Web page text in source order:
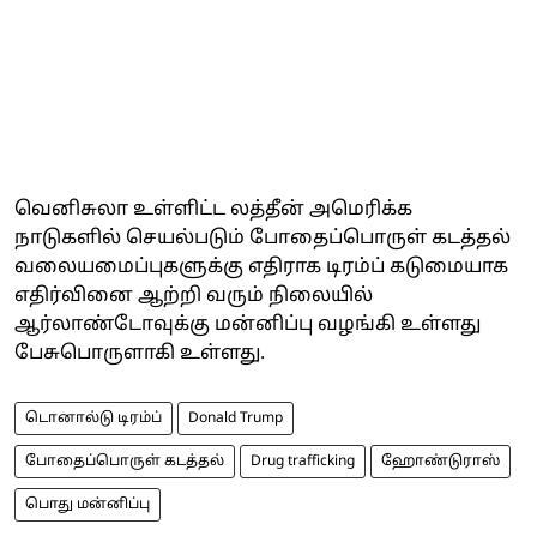
வெனிசுலா உள்ளிட்ட லத்தீன் அமெரிக்க
நாடுகளில் செயல்படும் போதைப்பொருள் கடத்தல்
வலையமைப்புகளுக்கு எதிராக டிரம்ப் கடுமையாக
எதிர்வினை ஆற்றி வரும் நிலையில்
ஆர்லாண்டோவுக்கு மன்னிப்பு வழங்கி உள்ளது
பேசுபொருளாகி உள்ளது.
டொனால்டு டிரம்ப் Donald Trump
போதைப்பொருள் கடத்தல் Drug trafficking ஹோண்டுராஸ்
பொது மன்னிப்பு